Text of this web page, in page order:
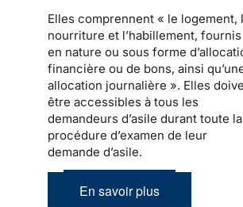
Elles comprennent « le logement,
nourriture et l’habillement, fournis
en nature ou sous forme
financière ou de bons, ainsi
allocation journalière ». Elles
être accessibles à tous les
demandeurs d’asile durant toute la
procédure d’examen de leur
demande d’asile.
En savoir plus